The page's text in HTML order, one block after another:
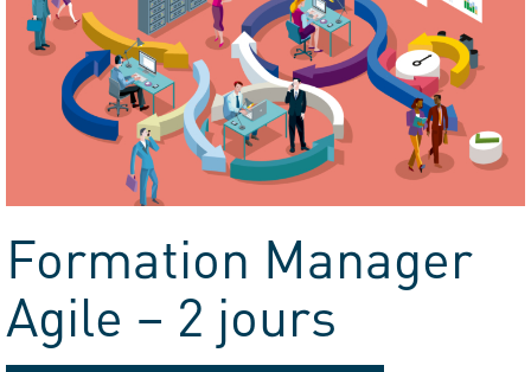
Formation Manager
Agile – 2 jours